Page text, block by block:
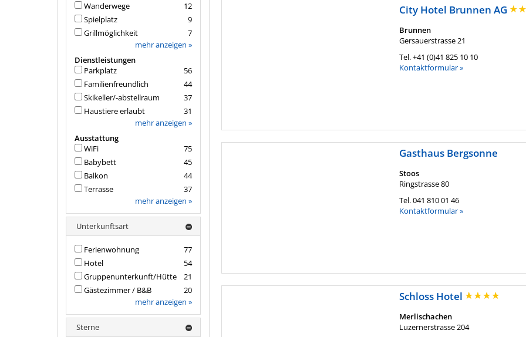
City Hotel Brunnen AG
Brunnen
Gersauerstrasse 21
Tel.+41 (0)41 825 10 10
Kontaktformular »
Gasthaus Bergsonne
Stoos
Ringstrasse 80
Tel.041 810 01 46
Kontaktformular »
Schloss Hotel
Merlischachen
Luzernerstrasse 204
12
Wanderwege
9
Spielplatz
7
Grillmöglichkeit
mehr anzeigen »
Dienstleistungen
56
Parkplatz
44
Familienfreundlich
37
Skikeller/-abstellraum
31
Haustiere erlaubt
mehr anzeigen »
Ausstattung
75
WiFi
45
Babybett
44
Balkon
37
Terrasse
mehr anzeigen »
Unterkunftsart
77
Ferienwohnung
54
Hotel
21
Gruppenunterkunft/Hütte
20
Gästezimmer / B&B
mehr anzeigen »
Sterne